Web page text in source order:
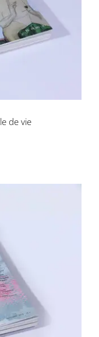
de vie
Couple